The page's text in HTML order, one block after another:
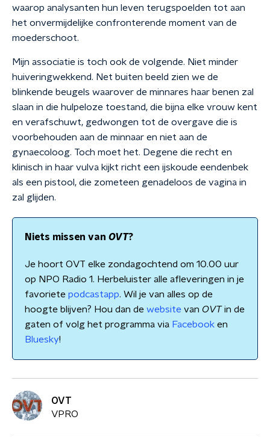
waarop analysanten hun leven terugspoelden tot aan
het onvermijdelijke confronterende moment van de
moederschoot.
Mijn associatie is toch ook de volgende. Niet minder
huiveringwekkend. Net buiten beeld zien we de
blinkende beugels waarover de minnares haar benen zal
slaan in die hulpeloze toestand, die bijna elke vrouw kent
en verafschuwt, gedwongen tot de overgave die is
voorbehouden aan de minnaar en niet aan de
gynaecoloog. Toch moet het. Degene die recht en
klinisch in haar vulva kijkt richt een ijskoude eendenbek
als een pistool, die zometeen genadeloos de vagina in
zal glijden.
Niets missen van OVT?
Je hoort OVT elke zondagochtend om 10.00 uur
op NPO Radio 1. Herbeluister alle afleveringen in je
favoriete podcastapp. Wil je van alles op de
hoogte blijven? Hou dan de website van OVTin de
gaten of volg het programma via Facebook en
Bluesky!
OVT
VPRO